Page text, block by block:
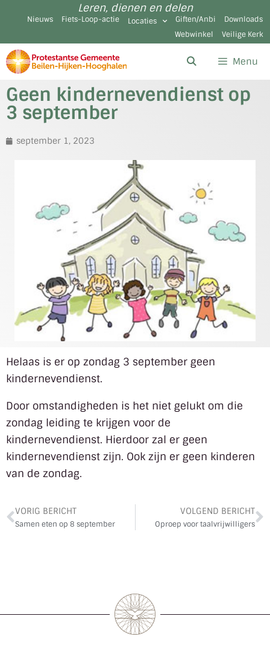
Leren, dienen en delen
Nieuws Fiets-Loop-actie Locaties Giften/Anbi
Downloads
Webwinkel
Veilige Kerk
Menu
Geen kindernevendienst op
3 september
september 1, 2023
Helaas is er op zondag 3 september geen
kindernevendienst.
Door omstandigheden is het niet gelukt om die
zondag leiding te krijgen voor de
kindernevendienst. Hierdoor zal er geen
kindernevendienst zijn. Ook zijn er geen kinderen
van de zondag.
VORIG BERICHT
Samen eten op 8 september
VOLGEND BERICHT
Oproep voor taalvrijwilligers